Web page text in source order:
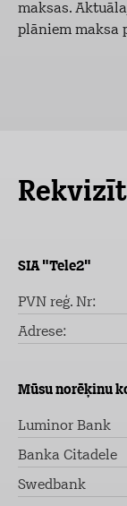
maksas.
plāniem maksa
SIA "Tele2"
PVN reģ. Nr:
Adrese:
Mūsu norēķinu
Luminor Bank
Banka Citadele
Swedbank